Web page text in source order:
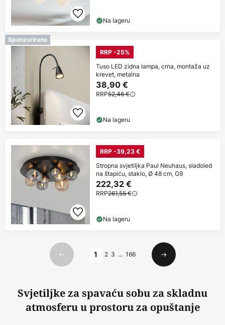
Na lageru
Sponzorirano
RRP -25%
Tuso LED zidna lampa, crna, montaža uz
krevet, metalna
38,90 €
RRP52,46 €
Na lageru
RRP -39,23 €
Stropna svjetiljka Paul Neuhaus, sladoled
na štapiću, staklo, Ø 48 cm, G9
222,32 €
RRP261,55 €
Na lageru
Prethodno
1 2 3 ... 166
Sljedeći
Svjetiljke za spavaću sobu za skladnu
atmosferu u prostoru za opuštanje